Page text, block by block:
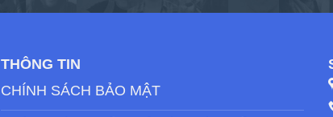
THÔNG TIN
CHÍNH SÁCH BẢO MẬT